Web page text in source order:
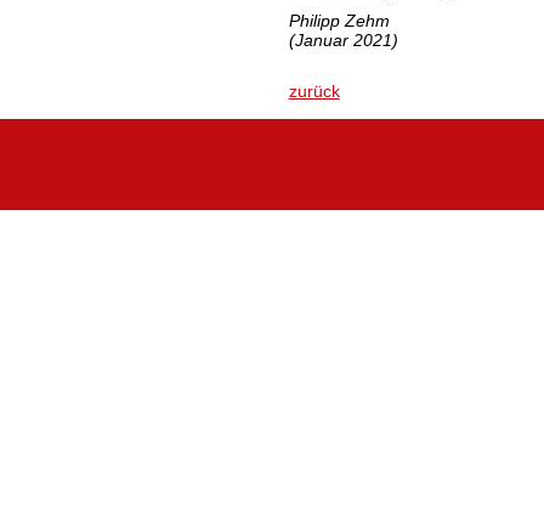
Philipp Zehm
(Januar 2021)
zurück